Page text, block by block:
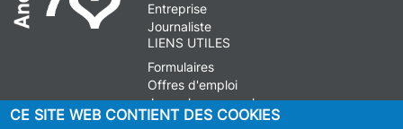
Entreprise
Journaliste
LIENS UTILES
Formulaires
Offres d'emploi
Journal communal
Stationnement
CE SITE WEB CONTIENT DES COOKIES